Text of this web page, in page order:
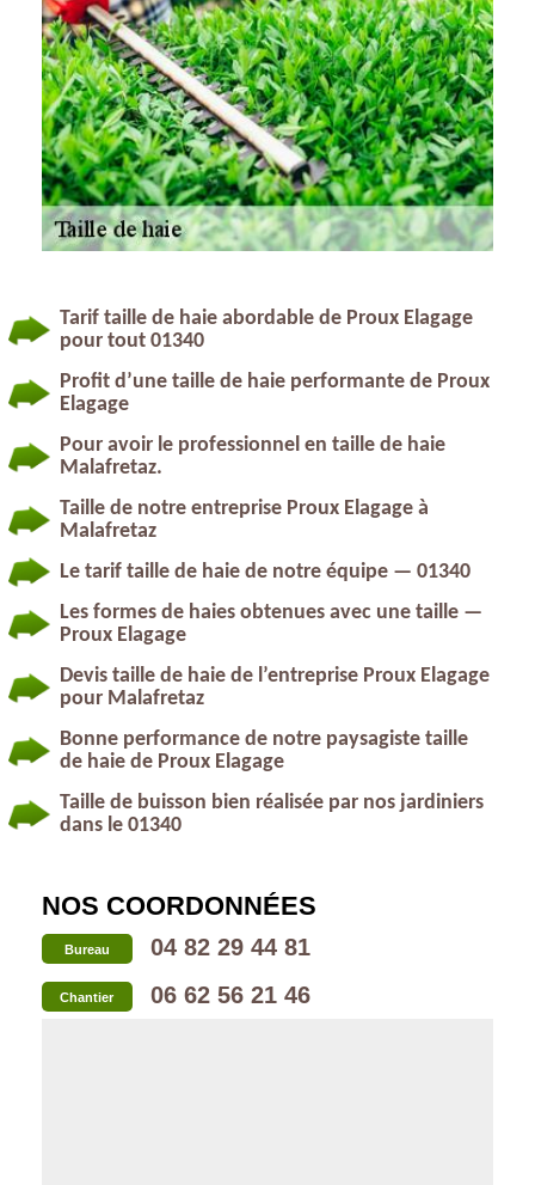
Tarif taille de haie abordable de Proux Elagage
pour tout 01340
Profit d’une taille de haie performante de Proux
Elagage
Pour avoir le professionnel en taille de haie
Malafretaz.
Taille de notre entreprise Proux Elagage à
Malafretaz
Le tarif taille de haie de notre équipe — 01340
Les formes de haies obtenues avec une taille —
Proux Elagage
Devis taille de haie de l’entreprise Proux Elagage
pour Malafretaz
Bonne performance de notre paysagiste taille
de haie de Proux Elagage
Taille de buisson bien réalisée par nos jardiniers
dans le 01340
NOS COORDONNÉES
Bureau 04 82 29 44 81
Chantier 06 62 56 21 46